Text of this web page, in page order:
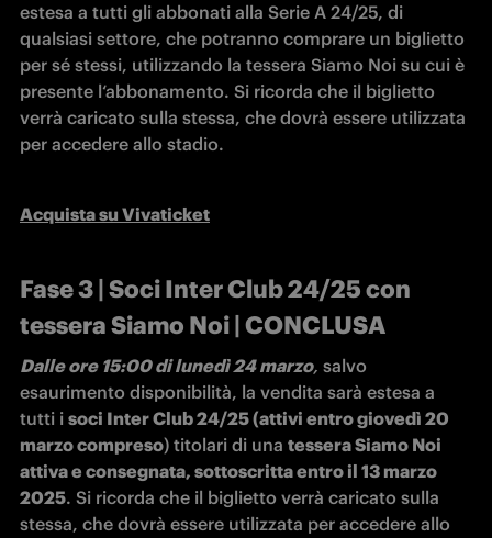
estesa a tutti gli abbonati alla Serie A 24/25, di
qualsiasi settore, che potranno comprare un biglietto
per sé stessi, utilizzando la tessera Siamo Noi su cui è
presente l‘abbonamento. Si ricorda che il biglietto
verrà caricato sulla stessa, che dovrà essere utilizzata
per accedere allo stadio.
Acquista su Vivaticket
Fase 3 | Soci Inter Club 24/25 con
tessera Siamo Noi | CONCLUSA
Dalle ore 15:00 di lunedì 24 marzo, salvo
esaurimento disponibilità, la vendita sarà estesa a
tutti i soci Inter Club 24/25 (attivi entro giovedì 20
marzo compreso) titolari di una tessera Siamo Noi
attiva e consegnata, sottoscritta entro il 13 marzo
2025. Si ricorda che il biglietto verrà caricato sulla
stessa, che dovrà essere utilizzata per accedere allo